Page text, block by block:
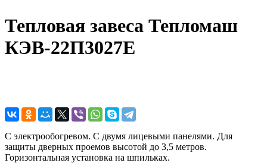
Тепловая завеса Тепломаш
КЭВ-22П3027E
С электрообогревом. С двумя лицевыми панелями. Для
защиты дверных проемов высотой до 3,5 метров.
Горизонтальная установка на шпильках.